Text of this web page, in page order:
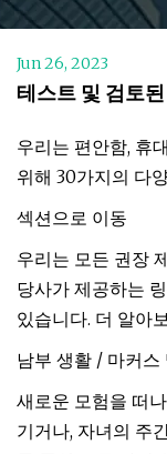
Jun 26, 2023
테스트 및 검토
우리는 편안함, 휴
위해 30가지의 다
섹션으로 이동
우리는 모든 권장
당사가 제공하는
있습니다. 더 알아
남부 생활 / 마커스
새로운 모험을 떠
기거나, 자녀의 주